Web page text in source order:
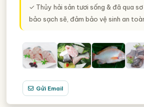
✓ Thủy hải sản tươi sống & đã qua
bảo sạch sẽ, đảm bảo vệ sinh an
Gửi Email